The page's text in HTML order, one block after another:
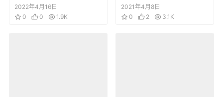
实”，有异议！～ 动画
资料设定线稿集
2022年4月16日
0
0 1.9K
可梦 水都的守护神 动
画线稿集
2021年4月8日
0
2 3.1K